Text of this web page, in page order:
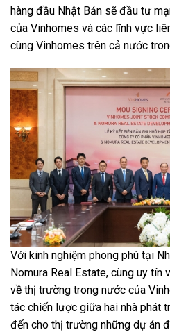
hàng đầu Nhật Bản sẽ đầu tư
của Vinhomes và các lĩnh vực
cùng Vinhomes trên cả nước
Với kinh nghiệm phong phú tại
Nomura Real Estate, cùng uy tín
về thị trường trong nước của
tác chiến lược giữa hai nhà phát
đến cho thị trường những dự án